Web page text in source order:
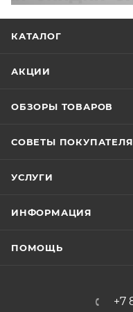
КАТАЛОГ
АКЦИИ
ОБЗОРЫ ТОВАРОВ
СОВЕТЫ
УСЛУГИ
ИНФОРМАЦИЯ
ПОМОЩЬ
+7